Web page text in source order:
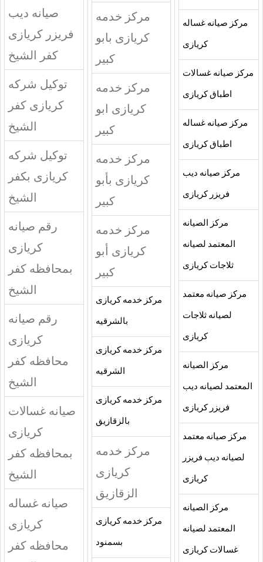
مركز صيانه غساله
كريازى
مركز صيانه غسالات
اطباق كريازى
مركز صيانه غساله
اطباق كريازى
مركز صيانه ديب
فريزر كريازى
مركز الصيانه
المعتمد لصيانه
ثلاجات كريازى
مركز صيانه معتمد
لصيانه ثلاجات
كريازى
مركز الصيانه
المعتمد لصيانه ديب
فريزر كريازى
مركز صيانه معتمد
لصيانه ديب فريزر
كريازى
مركز الصيانه
المعتمد لصيانه
غسالات كريازى
مركز خدمه
كريازى بابو
كبير
مركز خدمه
كريازى ابو
كبير
مركز خدمه
كريازى بأبو
كبير
مركز خدمه
كريازى أبو
كبير
مركز خدمه كريازى
بالشرقيه
مركز خدمه كريازى
الشرقيه
مركز خدمه كريازى
بالزقازيق
مركز خدمه
كريازى
الزقازيق
مركز خدمه كريازى
بسمنود
صيانه ديب
فريزر كريازى
كفر الشيخ
توكيل شركه
كريازى كفر
الشيخ
توكيل شركه
كريازى بكفر
الشيخ
رقم صيانه
كريازى
بمحافظه كفر
الشيخ
رقم صيانه
كريازى
محافظه كفر
الشيخ
صيانه غسالات
كريازى
بمحافظه كفر
الشيخ
صيانه غساله
كريازى
محافظه كفر